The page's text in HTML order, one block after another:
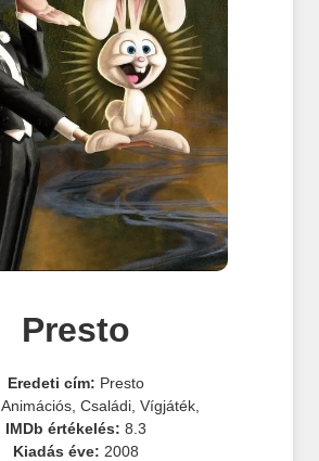
Presto
Eredeti cím: Presto
Animációs ,Családi ,Vígjáték
IMDb értékelés: 8.3
Kiadás éve: 2008